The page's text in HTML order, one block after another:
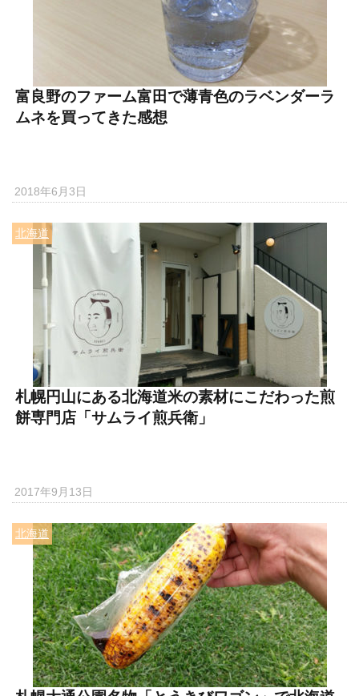
富良野のファーム富田で薄青色のラベンダーラ
ムネを買ってきた感想
2018年6月3日
北海道
札幌円山にある北海道米の素材にこだわった煎
餅専門店「サムライ煎兵衛」
2017年9月13日
北海道